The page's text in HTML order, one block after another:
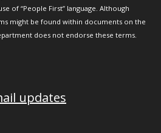
of “People First” language. Although
might be found within documents on the
does not endorse these terms.
updates